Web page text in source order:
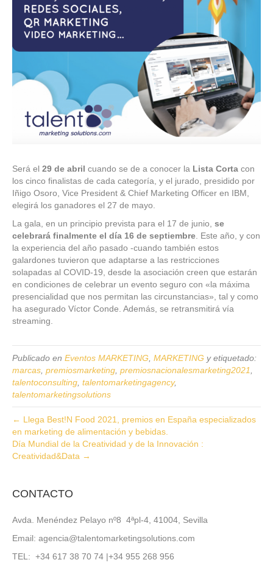
Será el 29 de abril cuando se de a conocer la Lista Corta con
los cinco finalistas de cada categoría, y el jurado, presidido por
Iñigo Osoro, Vice President & Chief Marketing Officer en IBM,
elegirá los ganadores el 27 de mayo.
La gala, en un principio prevista para el 17 de junio, se
celebrará finalmente el día 16 de septiembre. Este año, y con
la experiencia del año pasado -cuando también estos
galardones tuvieron que adaptarse a las restricciones
solapadas al COVID-19, desde la asociación creen que estarán
en condiciones de celebrar un evento seguro con «la máxima
presencialidad que nos permitan las circunstancias», tal y como
ha asegurado Víctor Conde. Además, se retransmitirá vía
streaming.
Publicado en Eventos MARKETING, MARKETING y etiquetado:
marcas, premiosmarketing, premiosnacionalesmarketing2021,
talentoconsulting, talentomarketingagency,
talentomarketingsolutions
← Llega Best!N Food 2021, premios en España especializados
en marketing de alimentación y bebidas.
Día Mundial de la Creatividad y de la Innovación :
Creatividad&Data →
CONTACTO
Avda. Menéndez Pelayo nº8 4ªpl-4, 41004, Sevilla
Email: agencia@talentomarketingsolutions.com
TEL: +34 617 38 70 74 |+34 955 268 956